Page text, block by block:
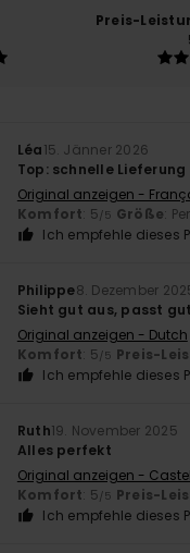
Preis-
Léa15. Jänner 2026
Top: schnelle
Original anzeigen -
Komfort: 5/5 Größe:
Ich empfehle dieses
Philippe8. Dezember
Sieht gut aus, passt
Original anzeigen - Dutch
Komfort: 5/5 Preis-
Ich empfehle dieses
Ruth19. November 2025
Alles perfekt
Original anzeigen -
Komfort: 5/5 Preis-
Ich empfehle dieses